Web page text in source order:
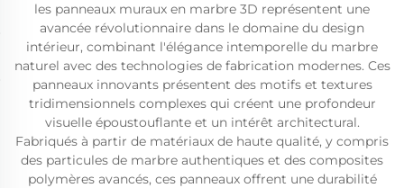
les panneaux muraux en marbre 3D représentent une
avancée révolutionnaire dans le domaine du design
intérieur, combinant l'élégance intemporelle du marbre
naturel avec des technologies de fabrication modernes. Ces
panneaux innovants présentent des motifs et textures
tridimensionnels complexes qui créent une profondeur
visuelle époustouflante et un intérêt architectural.
Fabriqués à partir de matériaux de haute qualité, y compris
des particules de marbre authentiques et des composites
polymères avancés, ces panneaux offrent une durabilité